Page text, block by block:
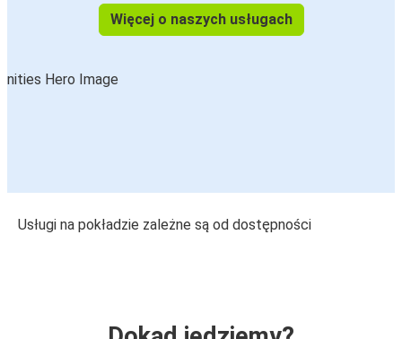
Więcej o naszych usługach
Usługi na pokładzie zależne są od dostępności